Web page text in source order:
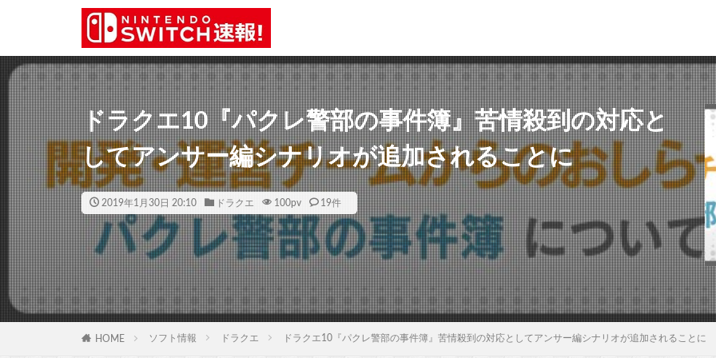
ドラクエ10『パクレ警部の事件簿』苦情殺到の対応と
してアンサー編シナリオが追加されることに
2019年1月30日 20:10 ドラクエ 100pv 19件
HOME ソフト情報 ドラクエ ドラクエ10『パクレ警部の事件簿』苦情殺到の対応としてアンサー編シナリオが追加されることに